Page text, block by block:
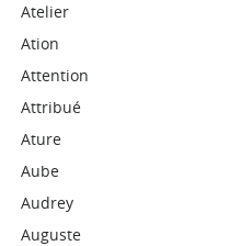
Atelier
Ation
Attention
Attribué
Ature
Aube
Audrey
Auguste